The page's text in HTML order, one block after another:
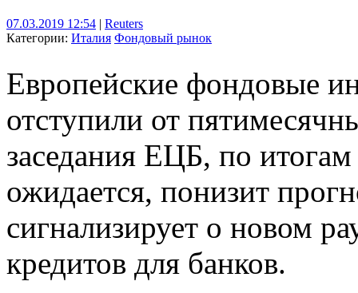
07.03.2019 12:54 | Reuters
Категории: Италия Фондовый рынок
Европейские фондовые
отступили от
заседания ЕЦБ, по итогам
ожидается, понизит
сигнализирует о новом
кредитов для банков.